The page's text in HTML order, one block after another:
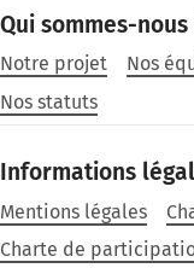
Qui sommes-nous
Notre projet Nos
Nos statuts
Informations
Mentions légales
Charte de